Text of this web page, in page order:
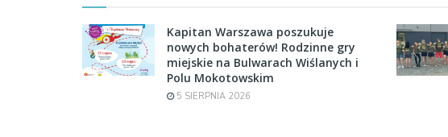
Kapitan Warszawa poszukuje
nowych bohaterów! Rodzinne gry
miejskie na Bulwarach Wiślanych i
Polu Mokotowskim
5 SIERPNIA 2026